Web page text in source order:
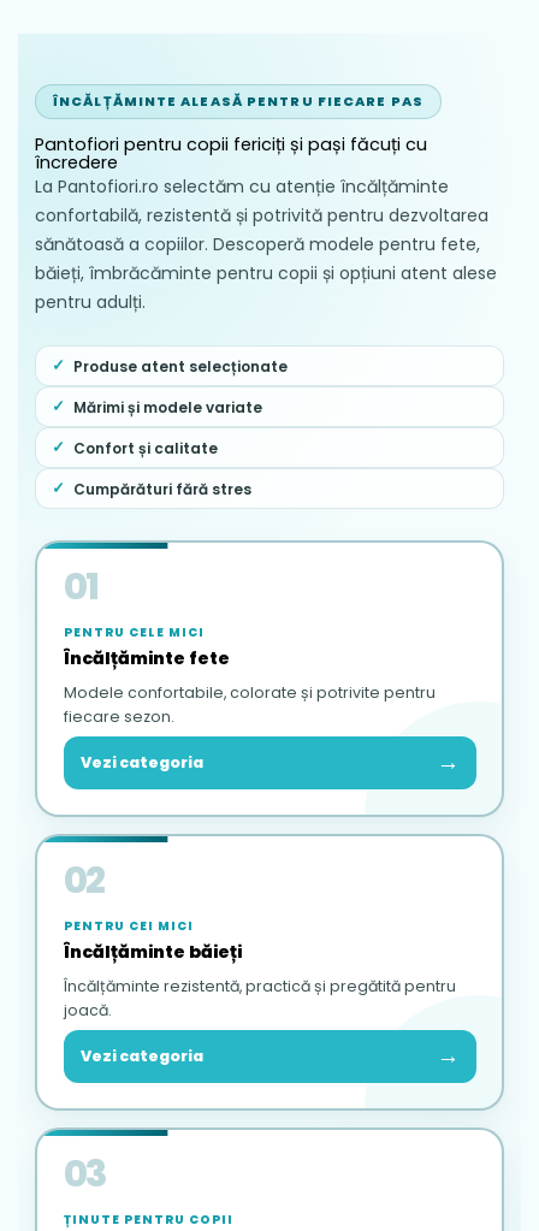
ÎNCĂLȚĂMINTE ALEASĂ PENTRU FIECARE PAS
Pantofiori pentru copii fericiți și pași făcuți cu
încredere
La Pantofiori.ro selectăm cu atenție încălțăminte
confortabilă, rezistentă și potrivită pentru dezvoltarea
sănătoasă a copiilor. Descoperă modele pentru fete,
băieți, îmbrăcăminte pentru copii și opțiuni atent alese
pentru adulți.
Produse atent selecționate
Mărimi și modele variate
Confort și calitate
Cumpărături fără stres
01
PENTRU CELE MICI
Încălțăminte fete
Modele confortabile, colorate și potrivite pentru
fiecare sezon.
Vezi categoria →
02
PENTRU CEI MICI
Încălțăminte băieți
Încălțăminte rezistentă, practică și pregătită pentru
joacă.
Vezi categoria →
03
ȚINUTE PENTRU COPII